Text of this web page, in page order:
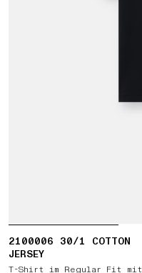
2100006 30/1 COTTON
JERSEY
T-Shirt im Regular Fit mit